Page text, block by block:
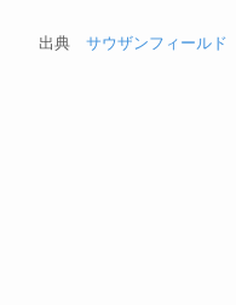
出典 サウザンフィールド